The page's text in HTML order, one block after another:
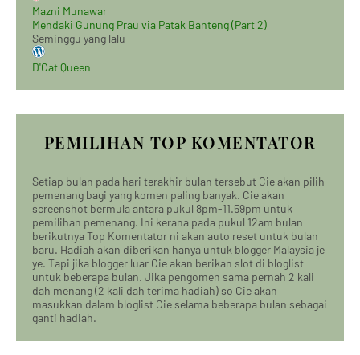
Mazni Munawar
Mendaki Gunung Prau via Patak Banteng (Part 2)
Seminggu yang lalu
D'Cat Queen
PEMILIHAN TOP KOMENTATOR
Setiap bulan pada hari terakhir bulan tersebut Cie akan pilih
pemenang bagi yang komen paling banyak. Cie akan
screenshot bermula antara pukul 8pm-11.59pm untuk
pemilihan pemenang. Ini kerana pada pukul 12am bulan
berikutnya Top Komentator ni akan auto reset untuk bulan
baru. Hadiah akan diberikan hanya untuk blogger Malaysia je
ye. Tapi jika blogger luar Cie akan berikan slot di bloglist
untuk beberapa bulan. Jika pengomen sama pernah 2 kali
dah menang (2 kali dah terima hadiah) so Cie akan
masukkan dalam bloglist Cie selama beberapa bulan sebagai
ganti hadiah.